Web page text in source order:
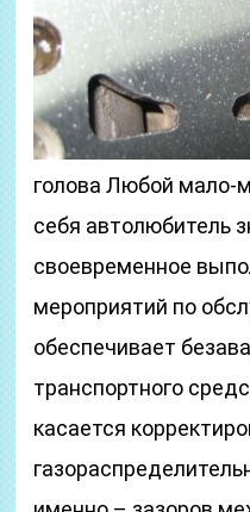
голова Любой
себя автолюбитель
своевременное
мероприятий по
обеспечивает
транспортного
касается